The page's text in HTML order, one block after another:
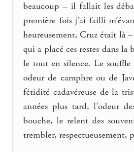
beaucoup – il fallait les
première fois j’ai failli
heureusement, Cruz était là
qui a placé ces restes dans
le tout en silence. Le souffle
odeur de camphre ou de
fétidité cadavéreuse de la
années plus tard, l’odeur
bouche, le relent des
trembler, respectueusement,